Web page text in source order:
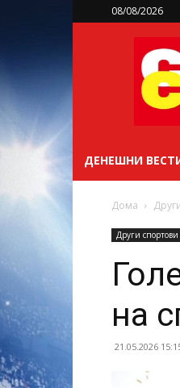
08/08/2026
ДЕНЕШНИ
Дома
Други спортови
на
21.05.2026